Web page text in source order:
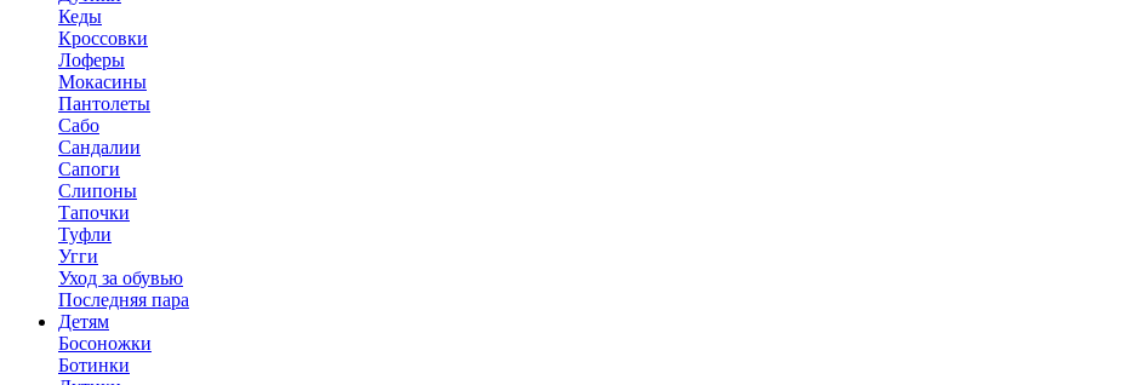
Кеды
Кроссовки
Лоферы
Мокасины
Пантолеты
Сабо
Сандалии
Сапоги
Слипоны
Тапочки
Туфли
Угги
Уход за обувью
Последняя пара
Детям
Босоножки
Ботинки